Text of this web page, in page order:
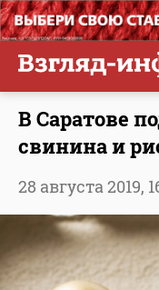
В Саратове
свинина и
28 августа 2019,